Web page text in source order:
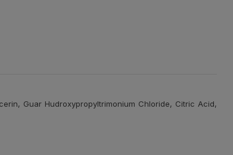
Guar Hudroxypropyltrimonium Chloride, Citric Acid,